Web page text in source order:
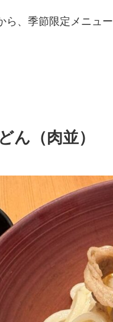
ら、季節限定メニュー
ん（肉並）